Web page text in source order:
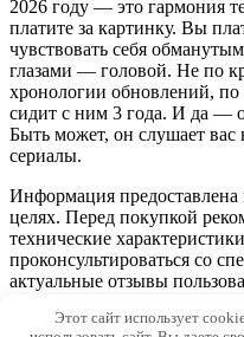
2026 году — это гармония
платите за картинку. Вы
чувствовать себя
глазами — головой. Не по
хронологии обновлений, по
сидит с ним 3 года. И да —
Быть может, он слушает вас
сериалы.
Информация
целях. Перед покупкой
технические
проконсультироваться со
актуальные отзывы
© 2026 Dfncfg.ru
Этот сайт использует